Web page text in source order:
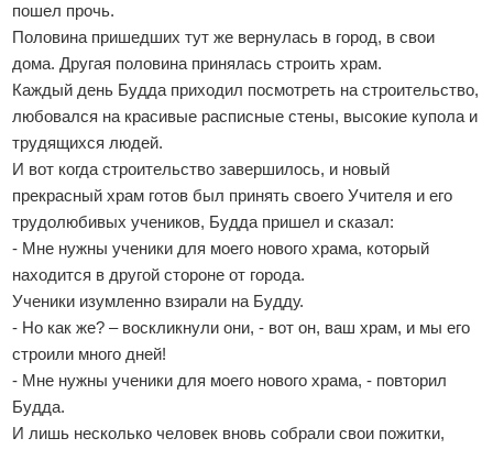
пошел прочь.
Половина пришедших тут же вернулась в город, в свои
дома. Другая половина принялась строить храм.
Каждый день Будда приходил посмотреть на строительство,
любовался на красивые расписные стены, высокие купола и
трудящихся людей.
И вот когда строительство завершилось, и новый
прекрасный храм готов был принять своего Учителя и его
трудолюбивых учеников, Будда пришел и сказал:
- Мне нужны ученики для моего нового храма, который
находится в другой стороне от города.
Ученики изумленно взирали на Будду.
- Но как же? – воскликнули они, - вот он, ваш храм, и мы его
строили много дней!
- Мне нужны ученики для моего нового храма, - повторил
Будда.
И лишь несколько человек вновь собрали свои пожитки,